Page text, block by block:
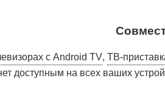
с Android TV, ТВ-
доступным на всех ваших